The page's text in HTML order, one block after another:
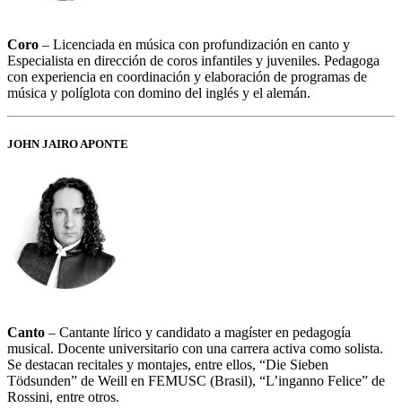
Coro – Licenciada en música con profundización en canto y
Especialista en dirección de coros infantiles y juveniles. Pedagoga
con experiencia en coordinación y elaboración de programas de
música y políglota con domino del inglés y el alemán.
JOHN JAIRO APONTE
Canto – Cantante lírico y candidato a magíster en pedagogía
musical. Docente universitario con una carrera activa como solista.
Se destacan recitales y montajes, entre ellos, “Die Sieben
Tödsunden” de Weill en FEMUSC (Brasil), “L’inganno Felice” de
Rossini, entre otros.